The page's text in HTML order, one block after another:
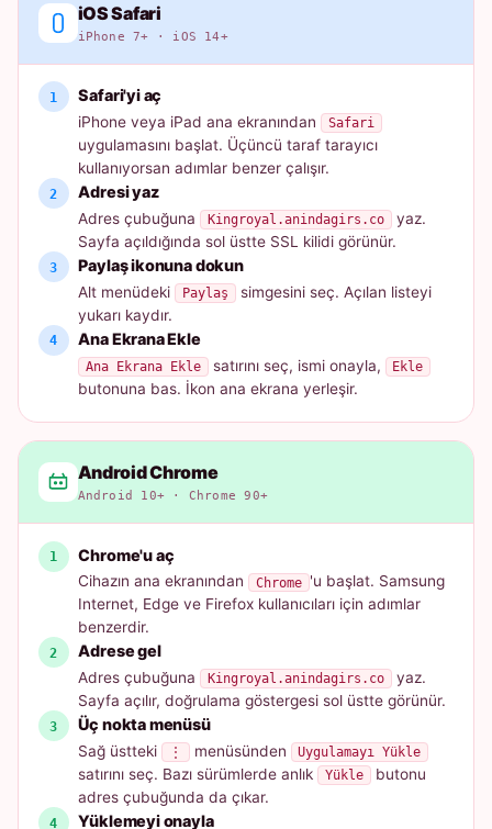
iOS Safari
iPhone 7+ · iOS 14+
Safari'yi aç
iPhone veya iPad ana ekranından Safari
uygulamasını başlat. Üçüncü taraf tarayıcı
kullanıyorsan adımlar benzer çalışır.
Adresi yaz
Adres çubuğuna Kingroyal.anindagirs.co
yaz.
Sayfa açıldığında sol üstte SSL kilidi görünür.
Paylaş ikonuna dokun
Alt menüdeki Paylaş
simgesini seç. Açılan listeyi
yukarı kaydır.
Ana Ekrana Ekle
Ana Ekrana Ekle satırını seç, ismi onayla, Ekle
butonuna bas. İkon ana ekrana yerleşir.
Android Chrome
Android 10+ · Chrome 90+
Chrome'u aç
Cihazın ana ekranından Chrome 'u başlat. Samsung
Internet, Edge ve Firefox kullanıcıları için adımlar
benzerdir.
Adrese gel
Adres çubuğuna Kingroyal.anindagirs.co
yaz.
Sayfa açılır, doğrulama göstergesi sol üstte görünür.
Üç nokta menüsü
Sağ üstteki ⋮ menüsünden Uygulamayı Yükle
satırını seç. Bazı sürümlerde anlık Yükle
butonu
adres çubuğunda da çıkar.
Yüklemeyi onayla